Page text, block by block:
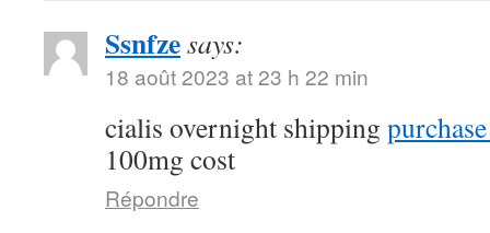
Ssnfzesays:
18 août 2023 at 23 h 22 min
cialis overnight shipping
100mg cost
Répondre